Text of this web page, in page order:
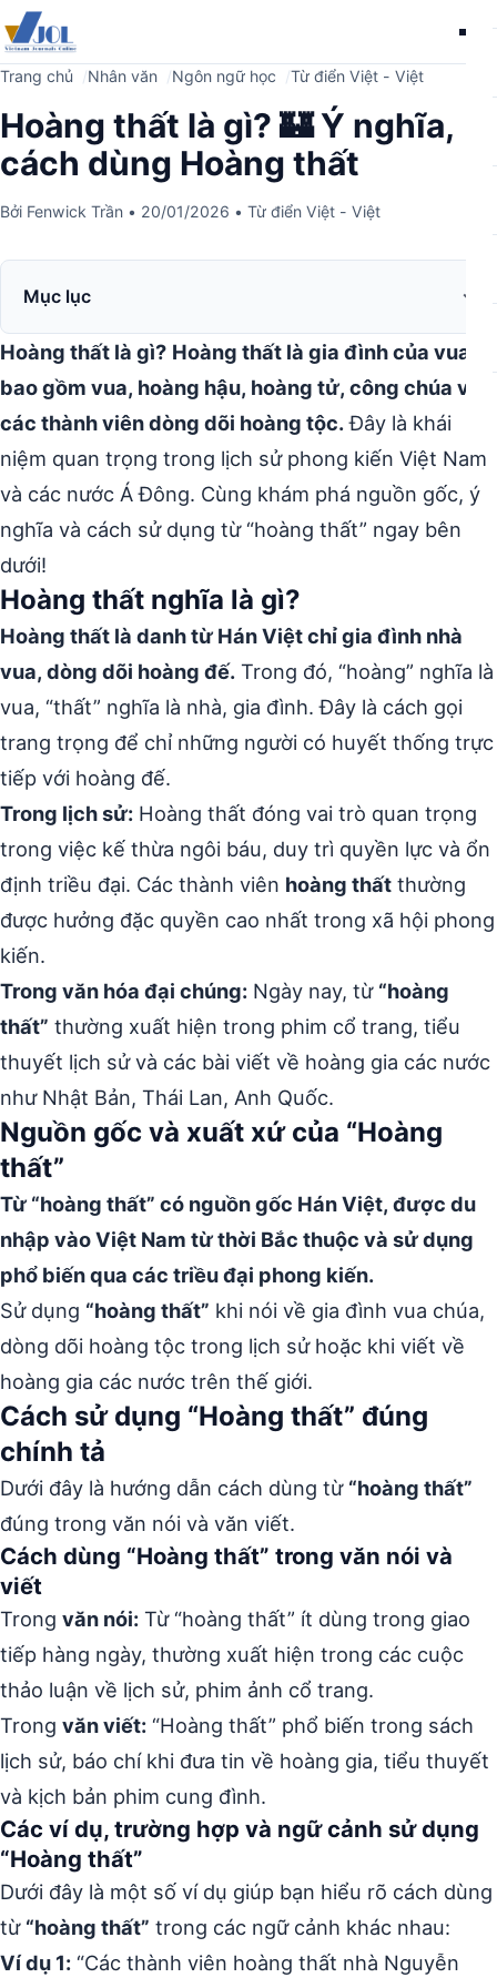
Trang chủ Nhân văn Ngôn ngữ học Từ điển Việt - Việt
Hoàng thất là gì? 🏰 Ý nghĩa,
cách dùng Hoàng thất
Bởi Fenwick Trần • 20/01/2026 • Từ điển Việt - Việt
Mục lục
Hoàng thất là gì? Hoàng thất là gia đình của vua,
bao gồm vua, hoàng hậu, hoàng tử, công chúa và
các thành viên dòng dõi hoàng tộc.Đây là khái
niệm quan trọng trong lịch sử phong kiến Việt Nam
và các nước Á Đông. Cùng khám phá nguồn gốc, ý
nghĩa và cách sử dụng từ “hoàng thất” ngay bên
dưới!
Hoàng thất nghĩa là gì?
Hoàng thất là danh từ Hán Việt chỉ gia đình nhà
vua, dòng dõi hoàng đế. Trong đó, “hoàng” nghĩa là
vua, “thất” nghĩa là nhà, gia đình. Đây là cách gọi
trang trọng để chỉ những người có huyết thống trực
tiếp với hoàng đế.
Trong lịch sử: Hoàng thất đóng vai trò quan trọng
trong việc kế thừa ngôi báu, duy trì quyền lực và ổn
định triều đại. Các thành viên hoàng thất thường
được hưởng đặc quyền cao nhất trong xã hội phong
kiến.
Trong văn hóa đại chúng: Ngày nay, từ “hoàng
thất” thường xuất hiện trong phim cổ trang, tiểu
thuyết lịch sử và các bài viết về hoàng gia các nước
như Nhật Bản, Thái Lan, Anh Quốc.
Nguồn gốc và xuất xứ của “Hoàng
thất”
Từ “hoàng thất” có nguồn gốc Hán Việt, được du
nhập vào Việt Nam từ thời Bắc thuộc và sử dụng
phổ biến qua các triều đại phong kiến.
Sử dụng “hoàng thất” khi nói về gia đình vua chúa,
dòng dõi hoàng tộc trong lịch sử hoặc khi viết về
hoàng gia các nước trên thế giới.
Cách sử dụng “Hoàng thất” đúng
chính tả
Dưới đây là hướng dẫn cách dùng từ “hoàng thất”
đúng trong văn nói và văn viết.
Cách dùng “Hoàng thất” trong văn nói và
viết
Trong văn nói: Từ “hoàng thất” ít dùng trong giao
tiếp hàng ngày, thường xuất hiện trong các cuộc
thảo luận về lịch sử, phim ảnh cổ trang.
Trong văn viết: “Hoàng thất” phổ biến trong sách
lịch sử, báo chí khi đưa tin về hoàng gia, tiểu thuyết
và kịch bản phim cung đình.
Các ví dụ, trường hợp và ngữ cảnh sử dụng
“Hoàng thất”
Dưới đây là một số ví dụ giúp bạn hiểu rõ cách dùng
từ “hoàng thất” trong các ngữ cảnh khác nhau:
Ví dụ 1: “Các thành viên hoàng thất nhà Nguyễn